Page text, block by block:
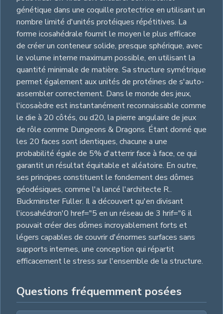
génétique dans une coquille protectrice en utilisant un
nombre limité d'unités protéiques répétitives. La
forme icosahédrale fournit le moyen le plus efficace
de créer un conteneur solide, presque sphérique, avec
le volume interne maximum possible, en utilisant la
quantité minimale de matière. Sa structure symétrique
permet également aux unités de protéines de s'auto-
assembler correctement. Dans le monde des jeux,
l'icosaèdre est instantanément reconnaissable comme
le die à 20 côtés, ou d20, la pierre angulaire de jeux
de rôle comme Dungeons & Dragons. Étant donné que
les 20 faces sont identiques, chacune a une
probabilité égale de 5% d'atterrir face à face, ce qui
garantit un résultat équitable et aléatoire. En outre,
ses principes constituent le fondement des dômes
géodésiques, comme l'a lancé l'architecte R..
Buckminster Fuller. Il a découvert qu'en divisant
l'icosahédron'0 href="5 en un réseau de 3 hrif="6 il
pouvait créer des dômes incroyablement forts et
légers capables de couvrir d'énormes surfaces sans
supports internes, une conception qui répartit
efficacement le stress sur l'ensemble de la structure.
Questions fréquemment posées